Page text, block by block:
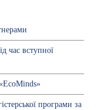
час вступної
програми за